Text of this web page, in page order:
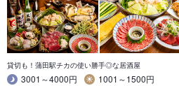
貸切も！蒲田駅チカの使い勝手◎な居酒屋
3001～4000円
1001～1500円